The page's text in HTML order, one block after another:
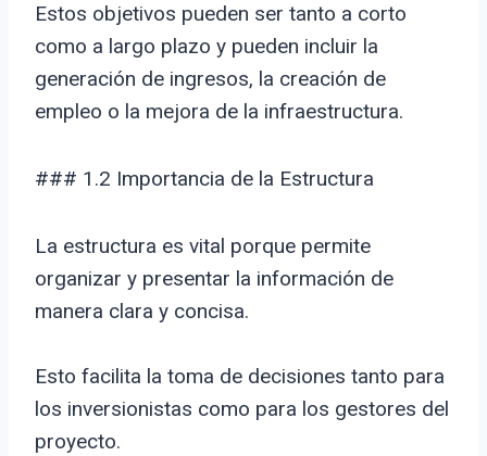
Estos objetivos pueden ser tanto a corto
como a largo plazo y pueden incluir la
generación de ingresos, la creación de
empleo o la mejora de la infraestructura.
### 1.2 Importancia de la Estructura
La estructura es vital porque permite
organizar y presentar la información de
manera clara y concisa.
Esto facilita la toma de decisiones tanto para
los inversionistas como para los gestores del
proyecto.